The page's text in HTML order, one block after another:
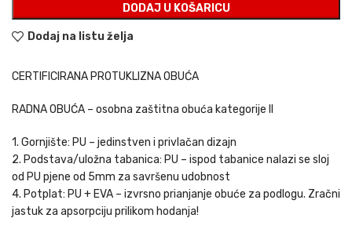
DODAJ U KOŠARICU
Dodaj na listu želja
CERTIFICIRANA PROTUKLIZNA OBUĆA
RADNA OBUĆA – osobna zaštitna obuća kategorije II
1. Gornjište: PU – jedinstven i privlačan dizajn
2. Podstava/uložna tabanica: PU – ispod tabanice nalazi se sloj
od PU pjene od 5mm za savršenu udobnost
4. Potplat: PU + EVA – izvrsno prianjanje obuće za podlogu. Zračni
jastuk za apsorpciju prilikom hodanja!